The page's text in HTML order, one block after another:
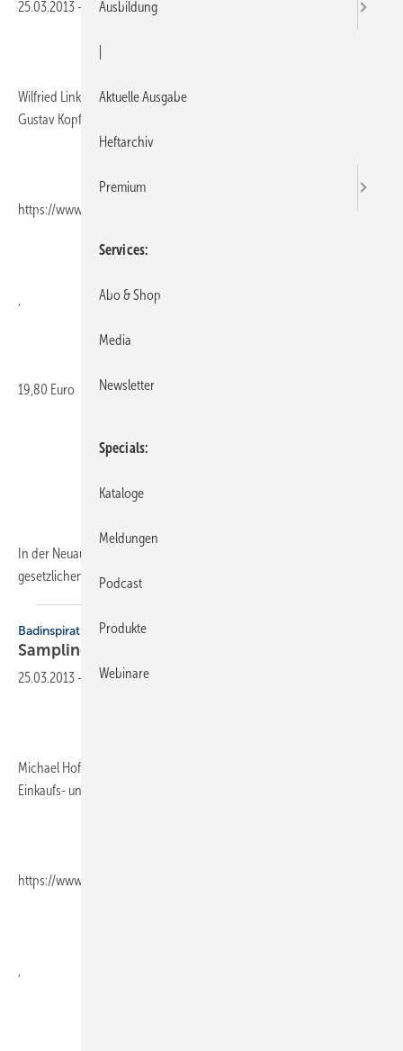
25.03.2013 -
Wilfried Linke, Ewald Marx, 402 Seiten, ISBN 3-922375-36-7, Verlag
Gustav Kopf,
https://www.dierote.de/
19,80 Euro
In der Neuausgabe wurden neben der Gerätetechnik vor allem die
gesetzlichen Regelungen überprüft und auf den aktuellen
Badinspirationen
Sampling in der
25.03.2013 -
Michael Hoffmann, Michael Schreiber, Björn Stüwe, 240 Seiten, SHK
Einkaufs- und Vertriebs AG,
https://www.shknet.de/
Ausbildung
Aktuelle Ausgabe
Heftarchiv
Premium
Services
Abo & Shop
Media
Newsletter
Specials
Kataloge
Meldungen
Podcast
Produkte
Webinare